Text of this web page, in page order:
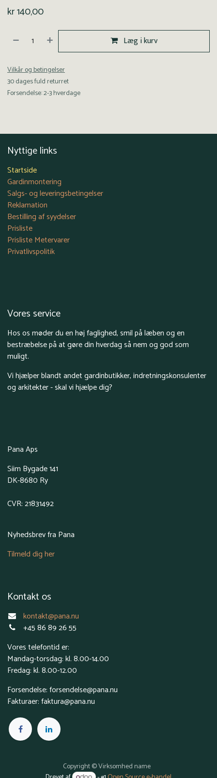
kr140,00
Læg i kurv
Vilkår og betingelser
30 dages fuld returret
Forsendelse: 2-3 hverdage
Nyttige links
Startside
Gardinmontering
Salgs- og leveringsbetingelser
Reklamation
Bestilling af syydelser
Prisliste
Prisliste Metervarer
Privatlivspolitik
Vores service
Hos os møder du en høj faglighed, smil på læben og en
bestræbelse på at gøre din hverdag så nem og god som
muligt.
Vi hjælper blandt andet gardinbutikker, indretningskonsulenter
og arkitekter - skal vi hjælpe dig?
Pana Aps
Siim Bygade 141
DK-8680 Ry
CVR: 21831492
Nyhedsbrev fra Pana
Tilmeld dig her
Kontakt os
kontakt@pana.nu
+45 86 89 26 55
Vores telefontid er:
Mandag-torsdag: kl. 8.00-14.00
Fredag: kl. 8.00-12.00
Forsendelse: forsendelse@pana.nu
Fakturaer: faktura@pana.nu
Copyright © Virksomhed name